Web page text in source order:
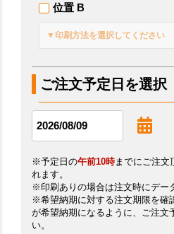
位置 B
▼印刷方法を選択してください
ご注文予定日を選択
※予定日の午前10時までにご注文
れます。
※印刷ありの場合は注文時にデー
※希望納期に対する注文期限を確
が希望納期になるように、ご注文
い。